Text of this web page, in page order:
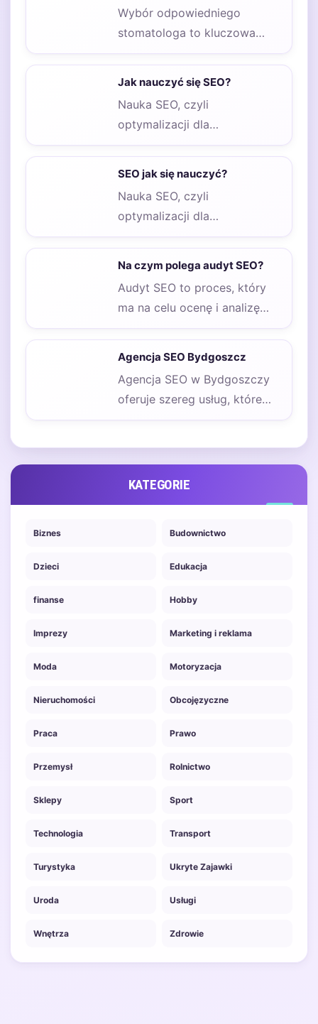
Wybór odpowiedniego
stomatologa to kluczowa
decyzja, która może wpłynąć
Jak nauczyć się SEO?
Nauka SEO, czyli
optymalizacji dla
wyszukiwarek internetowych,
czasu, zaangażowania oraz
odpowiednich…
SEO jak się nauczyć?
Nauka SEO, czyli
optymalizacji dla
wyszukiwarek internetowych,
procesem, ale istnieje wiele
skutecznych…
Na czym polega audyt SEO?
Audyt SEO to proces, który
ma na celu ocenę i analizę
strony internetowej pod
Agencja SEO Bydgoszcz
Agencja SEO w Bydgoszczy
oferuje szereg usług, które
mają na celu poprawę
KATEGORIE
Biznes Budownictwo
Dzieci Edukacja
finanse Hobby
Imprezy Marketing i reklama
Moda Motoryzacja
Nieruchomości Obcojęzyczne
Praca Prawo
Przemysł Rolnictwo
Sklepy Sport
Technologia Transport
Turystyka Ukryte Zajawki
Uroda Usługi
Wnętrza Zdrowie